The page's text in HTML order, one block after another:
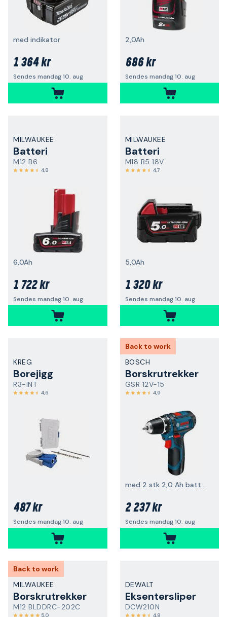
med indikator
1 364 kr
Sendes mandag 10. aug
2,0Ah
686 kr
Sendes mandag 10. aug
MILWAUKEE
Batteri
M12 B6
4,8
6,0Ah
1 722 kr
Sendes mandag 10. aug
MILWAUKEE
Batteri
M18 B5 18V
4,7
5,0Ah
1 320 kr
Sendes mandag 10. aug
KREG
Borejigg
R3-INT
4,6
487 kr
Sendes mandag 10. aug
Back to work
BOSCH
Borskrutrekker
GSR 12V-15
4,9
med 2 stk 2,0 Ah batterier og lader
2 237 kr
Sendes mandag 10. aug
Back to work
MILWAUKEE
Borskrutrekker
M12 BLDDRC-202C
5,0
DEWALT
Eksentersliper
DCW210N
4,8